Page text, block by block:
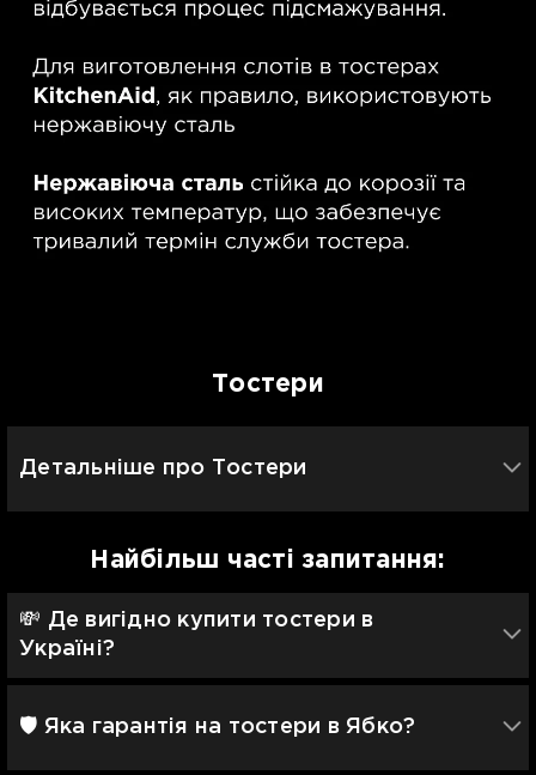
Тостери
Детальніше про Тостери
Найбільш часті запитання:
💸 Де вигідно купити тостери в
Україні?
🛡 Яка гарантія на тостери в Ябко?